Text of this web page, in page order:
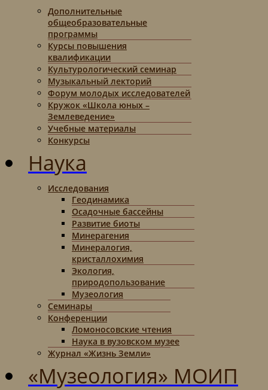
Дополнительные
общеобразовательные
программы
Курсы повышения
квалификации
Культурологический семинар
Музыкальный лекторий
Форум молодых исследователей
Кружок «Школа юных –
Землеведение»
Учебные материалы
Конкурсы
Наука
Исследования
Геодинамика
Осадочные бассейны
Развитие биоты
Минерагения
Минералогия,
кристаллохимия
Экология,
природопользование
Музеология
Семинары
Конференции
Ломоносовские чтения
Наука в вузовском музее
Журнал «Жизнь Земли»
«Музеология» МОИП